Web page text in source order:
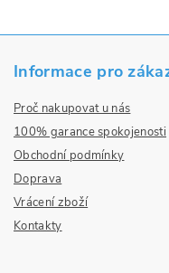
Informace pro
Proč nakupovat u nás
100% garance spokojenosti
Obchodní podmínky
Doprava
Vrácení zboží
Kontakty